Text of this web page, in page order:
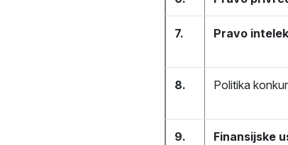
7. Pravo
8. Politika
9. Finansijske